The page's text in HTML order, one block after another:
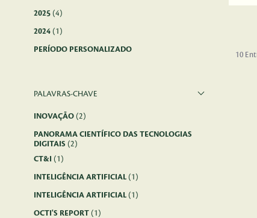
2025 (4)
2024 (1)
PERÍODO PERSONALIZADO
PALAVRAS-CHAVE
INOVAÇÃO (2)
PANORAMA CIENTÍFICO DAS TECNOLOGIAS
DIGITAIS (2)
CT&I (1)
INTELIGÊNCIA ARTIFICIAL(1)
INTELIGÊNCIA ARTIFICIAL(1)
OCTI'S REPORT (1)
10